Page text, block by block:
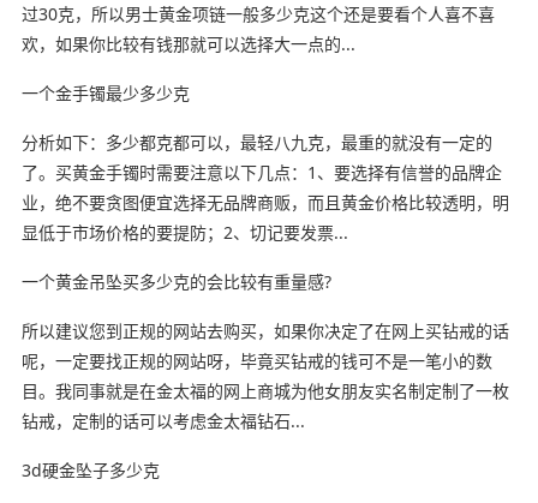
过30克，所以男士黄金项链一般多少克这个还是要看个人喜不喜
欢，如果你比较有钱那就可以选择大一点的...
一个金手镯最少多少克
分析如下：多少都克都可以，最轻八九克，最重的就没有一定的
了。买黄金手镯时需要注意以下几点：1、要选择有信誉的品牌企
业，绝不要贪图便宜选择无品牌商贩，而且黄金价格比较透明，明
显低于市场价格的要提防；2、切记要发票...
一个黄金吊坠买多少克的会比较有重量感?
所以建议您到正规的网站去购买，如果你决定了在网上买钻戒的话
呢，一定要找正规的网站呀，毕竟买钻戒的钱可不是一笔小的数
目。我同事就是在金太福的网上商城为他女朋友实名制定制了一枚
钻戒，定制的话可以考虑金太福钻石...
3d硬金坠子多少克